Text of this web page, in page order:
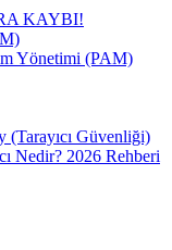
KAYBI!
Yönetimi (PAM)
Güvenliği)
Nedir? 2026 Rehberi